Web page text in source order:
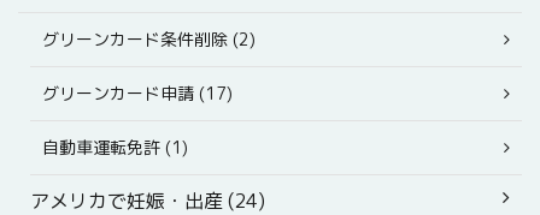
グリーンカード条件削除 (2)
グリーンカード申請 (17)
自動車運転免許 (1)
アメリカで妊娠・出産 (24)